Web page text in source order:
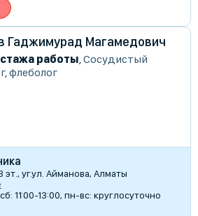
Гаджимурад Магамедович
работы,Сосудистый
,флеболог
уг.ул. Айманова, Алматы
11:00-13:00, пн-вс: круглосуточно